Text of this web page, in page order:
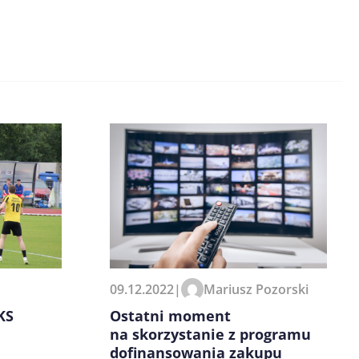
09.12.2022| Mariusz Pozorski
Ostatni moment
na skorzystanie z programu
dofinansowania zakupu